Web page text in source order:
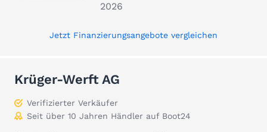
2026
Jetzt Finanzierungsangebote vergleichen
Krüger-Werft AG
Verifizierter Verkäufer
Seit über 10 Jahren Händler auf Boot24